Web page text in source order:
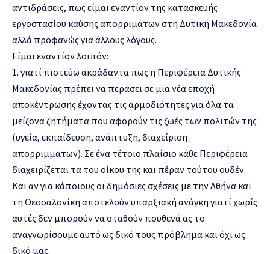
αντιδράσεις, πως είμαι εναντίον της κατασκευής
εργοστασίου καύσης απορριμάτων στη Δυτική Μακεδονία
αλλά προφανώς για άλλους λόγους.
Είμαι εναντίον λοιπόν:
1. γιατί πιστεύω ακράδαντα πως η Περιφέρεια Δυτικής
Μακεδονίας πρέπει να περάσει σε μια νέα εποχή
αποκέντρωσης έχοντας τις αρμοδιότητες για όλα τα
μείζονα ζητήματα που αφορούν τις ζωές των πολιτών της
(υγεία, εκπαίδευση, ανάπτυξη, διαχείριση
απορριμμάτων). Σε ένα τέτοιο πλαίσιο κάθε Περιφέρεια
διαχειρίζεται τα του οίκου της και πέραν τούτου ουδέν.
Και αν για κάποιους οι δημόσιες σχέσεις με την Αθήνα και
τη Θεσσαλονίκη αποτελούν υπαρξιακή ανάγκη γιατί χωρίς
αυτές δεν μπορούν να σταθούν πουθενά ας το
αναγνωρίσουμε αυτό ως δικό τους πρόβλημα και όχι ως
δικό μας.